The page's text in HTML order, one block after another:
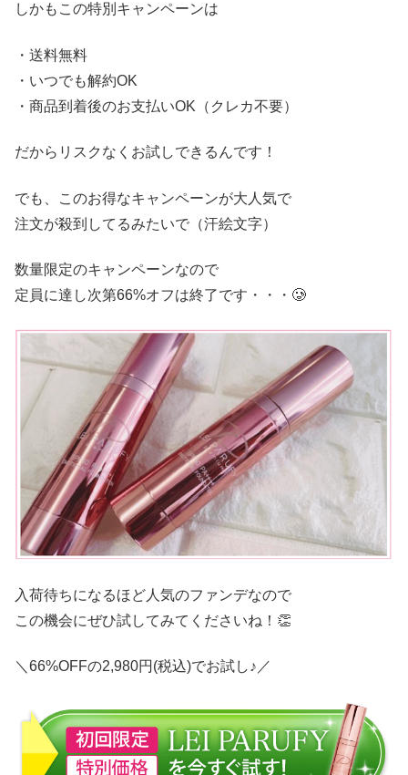
しかもこの特別キャンペーンは
・送料無料
・いつでも解約OK
・商品到着後のお支払いOK（クレカ不要）
だからリスクなくお試しできるんです！
でも、このお得なキャンペーンが大人気で
注文が殺到してるみたいで（汗絵文字）
数量限定のキャンペーンなので
定員に達し次第66%オフは終了です・・・🥲
入荷待ちになるほど人気のファンデなので
この機会にぜひ試してみてくださいね！👏
＼66%OFFの2,980円(税込)でお試し♪／